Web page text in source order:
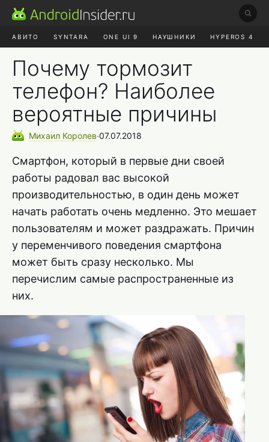
АВИТО SYNTARA ONE UI 9 НАУШНИКИ HYPEROS 4
Почему тормозит
телефон? Наиболее
вероятные причины
Михаил Королев∙07.07.2018
Смартфон, который в первые дни своей
работы радовал вас высокой
производительностью, в один день может
начать работать очень медленно. Это мешает
пользователям и может раздражать. Причин
у переменчивого поведения смартфона
может быть сразу несколько. Мы
перечислим самые распространенные из
них.